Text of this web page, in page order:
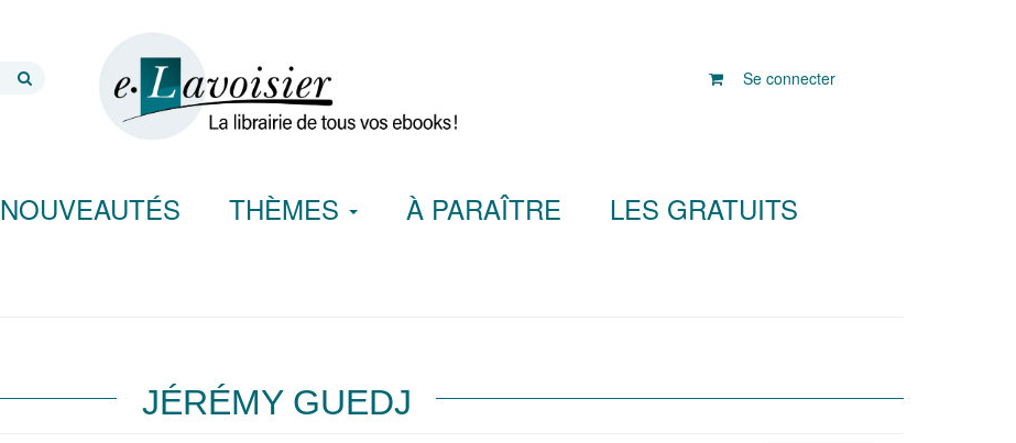
Se connecter
NOUVEAUTÉS THÈMES À PARAÎTRE LES GRATUITS
JÉRÉMY GUEDJ